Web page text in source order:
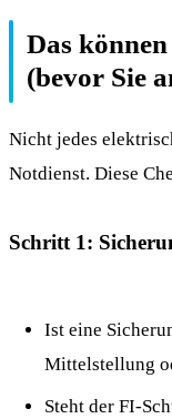
Das
(bevor Sie
Nicht jedes
Notdienst. Diese
Schritt 1:
Ist eine
Mittelstellung
Steht der FI-